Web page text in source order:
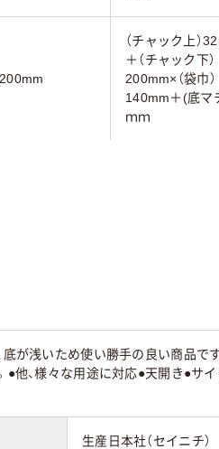
（チャック上）
＋（チャック下）
200mm×（袋巾）
140mm＋(底マ
ｍｍ
が浅いため使い勝手の良い商品で
●他、様々な用途に対応●天開き●サ
生産日本社（セイニチ）